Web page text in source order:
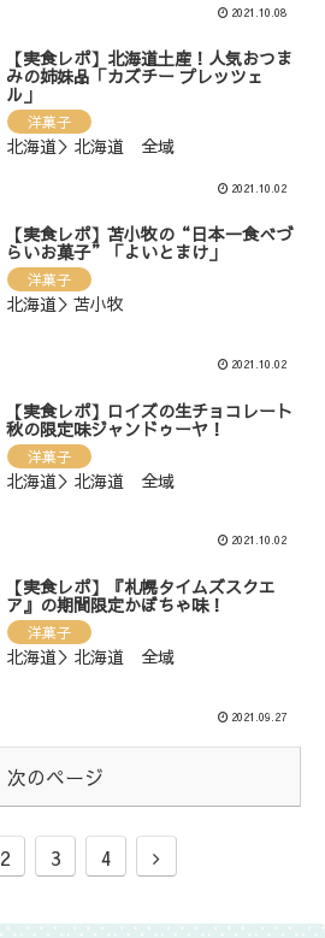
2021.10.08
【実食レポ】北海道土産！人気おつま
みの姉妹品「カズチー プレッツェ
ル」
洋菓子
北海道＞北海道 全域
2021.10.02
【実食レポ】苫小牧の“日本一食べづ
らいお菓子”「よいとまけ」
洋菓子
北海道＞苫小牧
2021.10.02
【実食レポ】ロイズの生チョコレート
秋の限定味ジャンドゥーヤ！
洋菓子
北海道＞北海道 全域
2021.10.02
【実食レポ】『札幌タイムズスクエ
ア』の期間限定かぼちゃ味！
洋菓子
北海道＞北海道 全域
2021.09.27
次のページ
2 3 4